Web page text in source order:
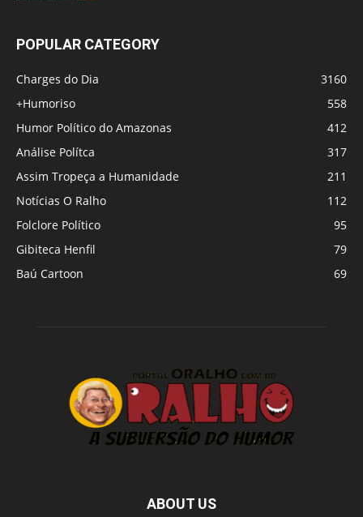
POPULAR CATEGORY
Charges do Dia
3160
+Humoriso
558
Humor Político do Amazonas
412
Análise Polítca
317
Assim Tropeça a Humanidade
211
Notícias O Ralho
112
Folclore Político
95
Gibiteca Henfil
79
Baú Cartoon
69
ABOUT US